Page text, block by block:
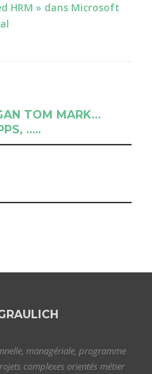
HRM » dans Microsoft
TOM MARK…
…..
managériale, programme
complexes orientés métier